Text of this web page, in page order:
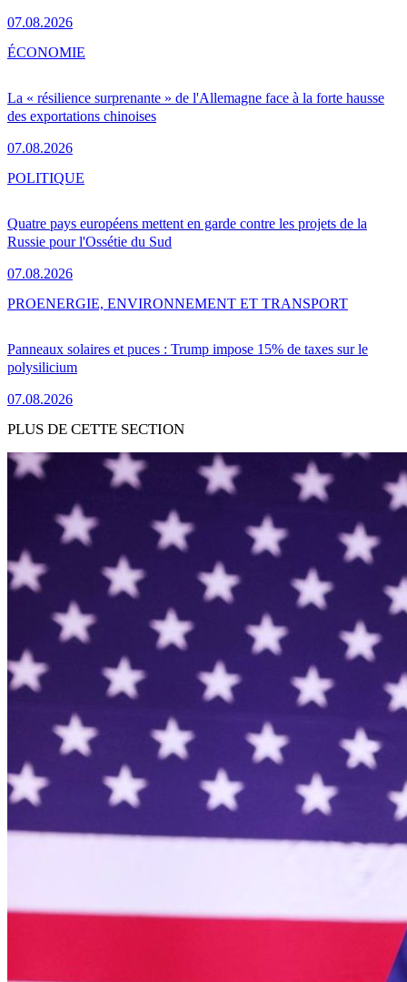
07.08.2026
La « résilience surprenante » de l'Allemagne face à la forte hausse
des exportations chinoises
07.08.2026
ÉCONOMIE
Quatre pays européens mettent en garde contre les projets de la
Russie pour l'Ossétie du Sud
07.08.2026
POLITIQUE
Panneaux solaires et puces : Trump impose 15% de taxes sur le
polysilicium
07.08.2026
PROENERGIE, ENVIRONNEMENT ET TRANSPORT
PLUS DE CETTE SECTION